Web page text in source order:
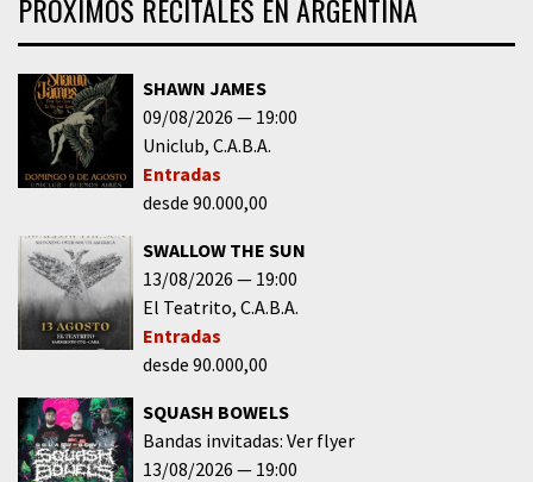
PRÓXIMOS RECITALES EN ARGENTINA
SHAWN JAMES
09/08/2026
19:00
Uniclub C.A.B.A.
Entradas
desde 90.000,00
SWALLOW THE SUN
13/08/2026
19:00
El Teatrito C.A.B.A.
Entradas
desde 90.000,00
SQUASH BOWELS
Bandas invitadas: Ver flyer
13/08/2026
19:00